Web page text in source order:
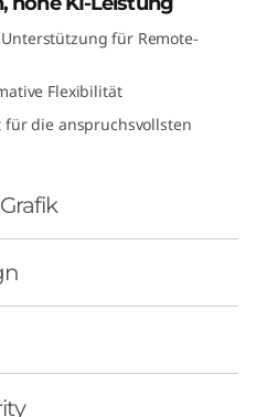
für Remote-
Flexibilität
die anspruchsvollsten